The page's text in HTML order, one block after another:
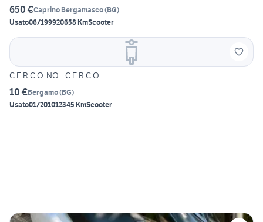
650 €Caprino Bergamasco(BG)
Usato06/199920658 KmScooter
C E R C O. NO. . C E R C O
10 €Bergamo(BG)
Usato01/201012345 KmScooter